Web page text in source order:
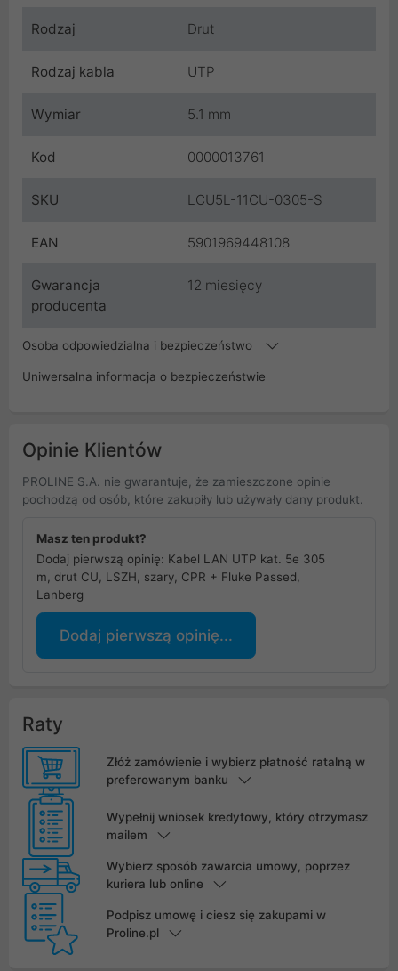
Rodzaj Drut
Rodzaj kabla UTP
Wymiar 5.1 mm
Kod 0000013761
SKU LCU5L-11CU-0305-S
EAN 5901969448108
Gwarancja
producenta
12 miesięcy
Osoba odpowiedzialna i bezpieczeństwo
Uniwersalna informacja o bezpieczeństwie
Opinie Klientów
PROLINE S.A. nie gwarantuje, że zamieszczone opinie
pochodzą od osób, które zakupiły lub używały dany produkt.
Masz ten produkt?
Dodaj pierwszą opinię: Kabel LAN UTP kat. 5e 305
m, drut CU, LSZH, szary, CPR + Fluke Passed,
Lanberg
Dodaj pierwszą opinię...
Raty
Złóż zamówienie i wybierz płatność ratalną w
preferowanym banku
Wypełnij wniosek kredytowy, który otrzymasz
mailem
Wybierz sposób zawarcia umowy, poprzez
kuriera lub online
Podpisz umowę i ciesz się zakupami w
Proline.pl